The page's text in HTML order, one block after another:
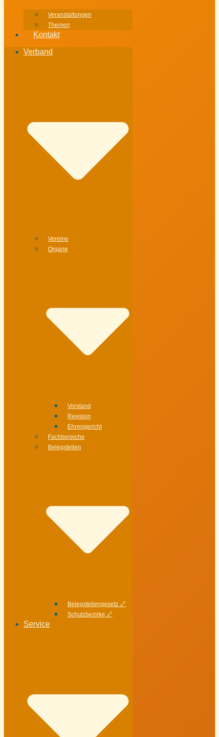
Veranstaltungen
Themen
Kontakt
Verband
Vereine
Organe
Vorstand
Revision
Ehrengericht
Fachbereiche
Belegstellen
Belegstellengesetz 🔗
Schutzbezirke 🔗
Service